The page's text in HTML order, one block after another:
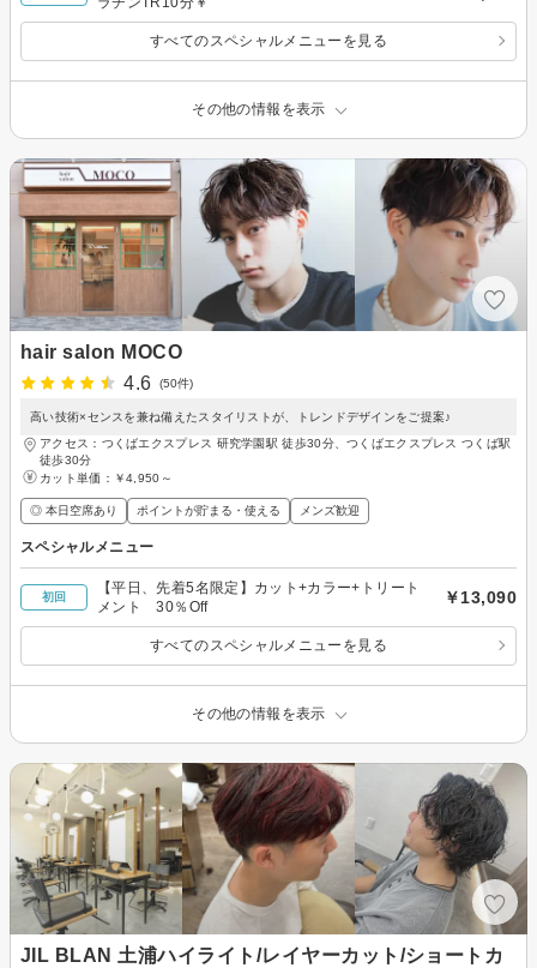
すべてのスペシャルメニューを見る
その他の情報を表示
hair salon MOCO
4.6
(50件)
高い技術×センスを兼ね備えたスタイリストが、トレンドデザインをご提案♪
アクセス：つくばエクスプレス 研究学園駅 徒歩30分、つくばエクスプレス つくば駅
徒歩30分
カット単価： ￥4,950～
◎ 本日空席あり ポイントが貯まる・使える メンズ歓迎
スペシャルメニュー
初回
【平日、先着5名限定】カット+カラー+トリート
メント 30％Off
￥13,090
すべてのスペシャルメニューを見る
その他の情報を表示
JIL BLAN 土浦ハイライト/レイヤーカット/ショートカ